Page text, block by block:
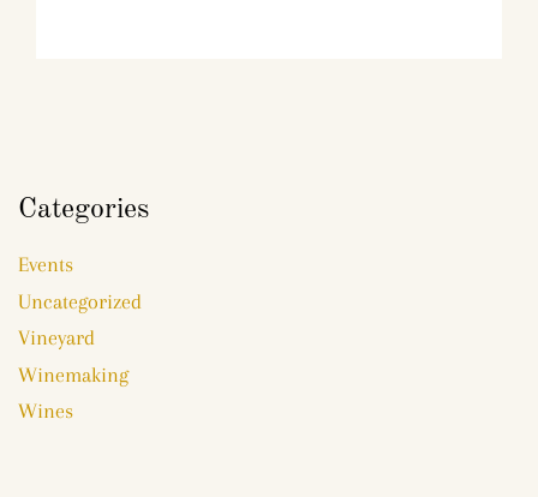
Categories
Events
Uncategorized
Vineyard
Winemaking
Wines